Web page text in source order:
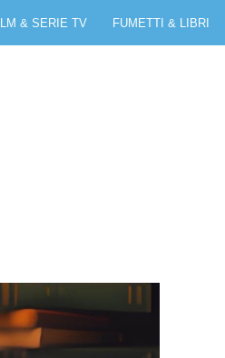
& SERIE TV FUMETTI & LIBRI